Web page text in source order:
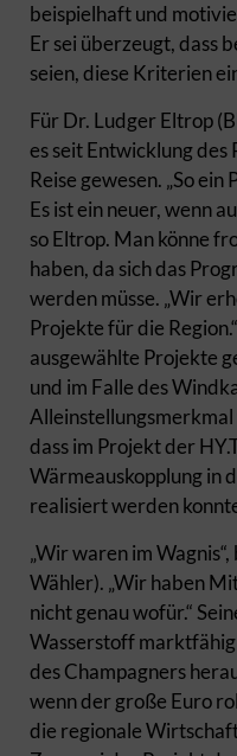
beispielhaft und
Er sei überzeugt, dass
seien, diese Kriterien
Für Dr. Ludger Eltrop
es seit Entwicklung
Reise gewesen. „So
Es ist ein neuer, wenn
so Eltrop. Man könne
haben, da sich das
werden müsse. „Wir
Projekte für die
ausgewählte Projekte
und im Falle des
dass im Projekt der
Wärmeauskopplung in
realisiert werden
„Wir waren im
Wähler). „Wir haben
nicht genau wofür.“
Wasserstoff marktfähig
des Champagners
wenn der große Euro
die regionale